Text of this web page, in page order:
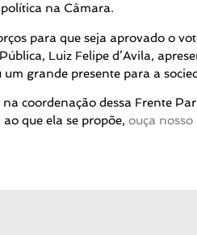
na Câmara.
para que seja aprovado o
Luiz Felipe d’Avila,
um grande presente para a
na coordenação dessa Frente
que ela se propõe, ouça nosso